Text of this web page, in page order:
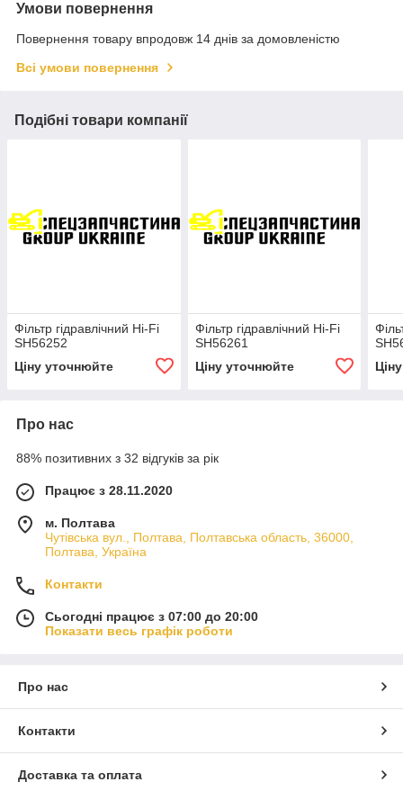
Умови повернення
Повернення товару впродовж 14 днів за домовленістю
Всі умови повернення
Подібні товари компанії
Фільтр гідравлічний Hi-Fi
SH56252
Ціну уточнюйте
Фільтр гідравлічний Hi-Fi
SH56261
Ціну уточнюйте
Про нас
88% позитивних з 32 відгуків за рік
Працює з 28.11.2020
м. Полтава
Чутівська вул., Полтава, Полтавська область, 36000,
Полтава, Україна
Контакти
Сьогодні працює з 07:00 до 20:00
Показати весь графік роботи
Про нас
Контакти
Доставка та оплата